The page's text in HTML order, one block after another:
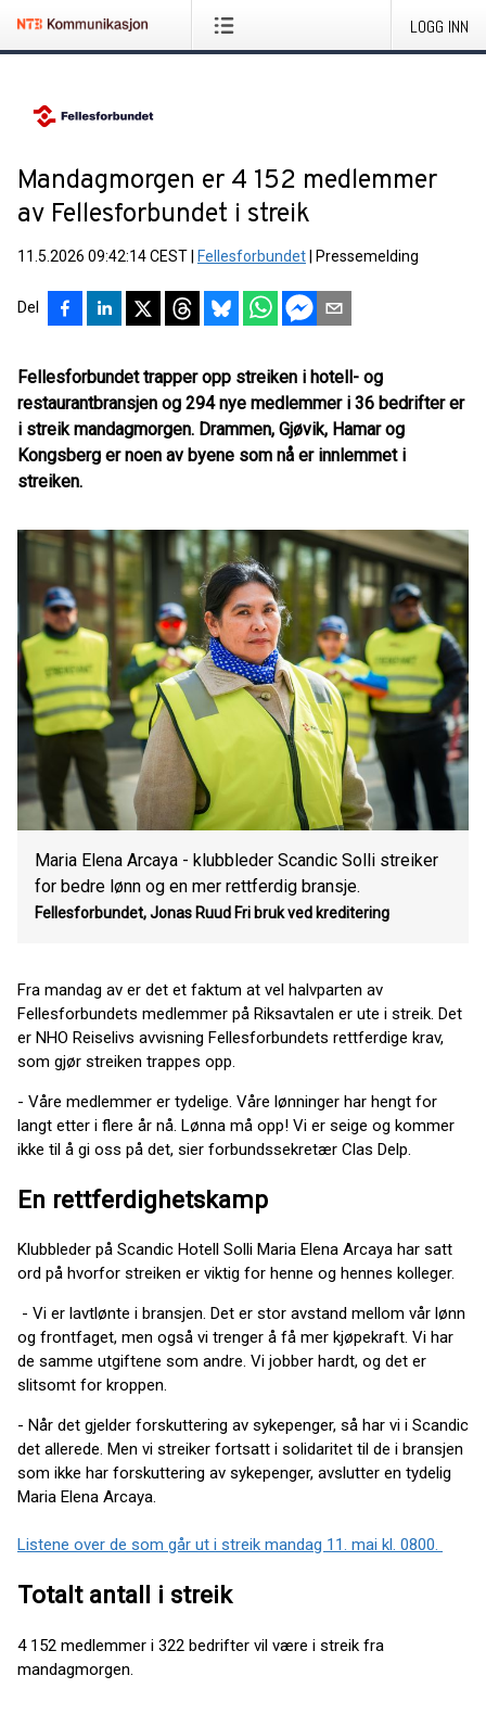
LOGG INN
Mandagmorgen er 4 152 medlemmer
av Fellesforbundet i streik
11.5.2026 09:42:14 CEST Fellesforbundet Pressemelding
Del
Fellesforbundet trapper opp streiken i hotell- og
restaurantbransjen og 294 nye medlemmer i 36 bedrifter er
i streik mandagmorgen. Drammen, Gjøvik, Hamar og
Kongsberg er noen av byene som nå er innlemmet i
streiken.
Maria Elena Arcaya - klubbleder Scandic Solli streiker
for bedre lønn og en mer rettferdig bransje.
Fellesforbundet, Jonas Ruud Fri bruk ved kreditering
Fra mandag av er det et faktum at vel halvparten av
Fellesforbundets medlemmer på Riksavtalen er ute i streik. Det
er NHO Reiselivs avvisning Fellesforbundets rettferdige krav,
som gjør streiken trappes opp.
- Våre medlemmer er tydelige. Våre lønninger har hengt for
langt etter i flere år nå. Lønna må opp! Vi er seige og kommer
ikke til å gi oss på det, sier forbundssekretær Clas Delp.
En rettferdighetskamp
Klubbleder på Scandic Hotell Solli Maria Elena Arcaya har satt
ord på hvorfor streiken er viktig for henne og hennes kolleger.
- Vi er lavtlønte i bransjen. Det er stor avstand mellom vår lønn
og frontfaget, men også vi trenger å få mer kjøpekraft. Vi har
de samme utgiftene som andre. Vi jobber hardt, og det er
slitsomt for kroppen.
- Når det gjelder forskuttering av sykepenger, så har vi i Scandic
det allerede. Men vi streiker fortsatt i solidaritet til de i bransjen
som ikke har forskuttering av sykepenger, avslutter en tydelig
Maria Elena Arcaya.
Listene over de som går ut i streik mandag 11. mai kl. 0800.
Totalt antall i streik
4 152 medlemmer i 322 bedrifter vil være i streik fra
mandagmorgen.